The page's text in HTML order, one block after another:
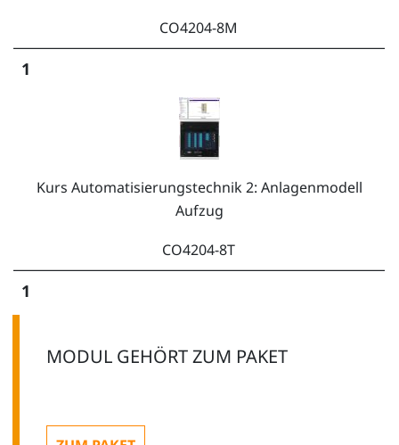
CO4204-8M
1
Kurs Automatisierungstechnik 2: Anlagenmodell
Aufzug
CO4204-8T
1
Automatisierung
MODUL GEHÖRT ZUM PAKET